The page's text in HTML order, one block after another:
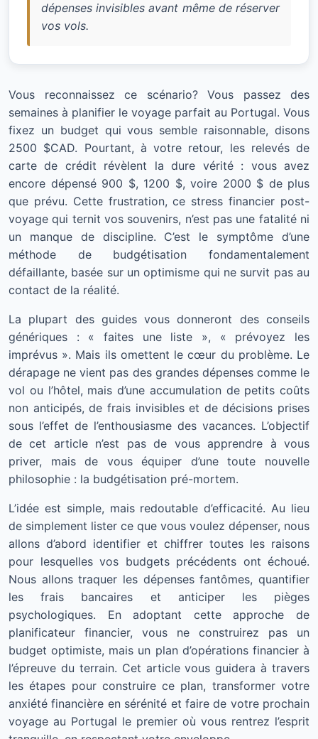
dépenses invisibles avant même de réserver
vos vols.
Vous reconnaissez ce scénario? Vous passez des
semaines à planifier le voyage parfait au Portugal. Vous
fixez un budget qui vous semble raisonnable, disons
2500 $CAD. Pourtant, à votre retour, les relevés de
carte de crédit révèlent la dure vérité : vous avez
encore dépensé 900 $, 1200 $, voire 2000 $ de plus
que prévu. Cette frustration, ce stress financier post-
voyage qui ternit vos souvenirs, n’est pas une fatalité ni
un manque de discipline. C’est le symptôme d’une
méthode de budgétisation fondamentalement
défaillante, basée sur un optimisme qui ne survit pas au
contact de la réalité.
La plupart des guides vous donneront des conseils
génériques : « faites une liste », « prévoyez les
imprévus ». Mais ils omettent le cœur du problème. Le
dérapage ne vient pas des grandes dépenses comme le
vol ou l’hôtel, mais d’une accumulation de petits coûts
non anticipés, de frais invisibles et de décisions prises
sous l’effet de l’enthousiasme des vacances. L’objectif
de cet article n’est pas de vous apprendre à vous
priver, mais de vous équiper d’une toute nouvelle
philosophie : la budgétisation pré-mortem.
L’idée est simple, mais redoutable d’efficacité. Au lieu
de simplement lister ce que vous voulez dépenser, nous
allons d’abord identifier et chiffrer toutes les raisons
pour lesquelles vos budgets précédents ont échoué.
Nous allons traquer les dépenses fantômes, quantifier
les frais bancaires et anticiper les pièges
psychologiques. En adoptant cette approche de
planificateur financier, vous ne construirez pas un
budget optimiste, mais un plan d’opérations financier à
l’épreuve du terrain. Cet article vous guidera à travers
les étapes pour construire ce plan, transformer votre
anxiété financière en sérénité et faire de votre prochain
voyage au Portugal le premier où vous rentrez l’esprit